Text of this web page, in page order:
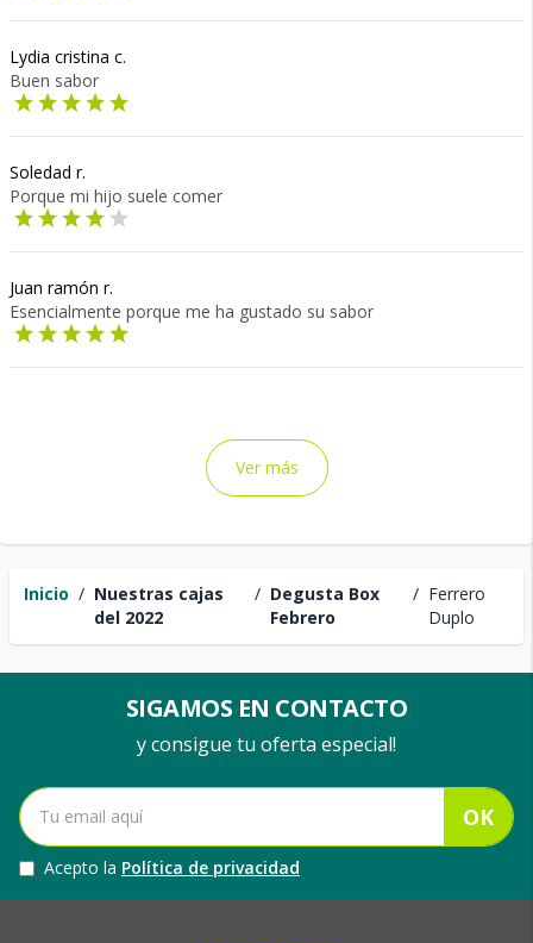
Inicio / Nuestras cajas
del 2022
/ Degusta Box
Febrero
/ Ferrero
Duplo
Lydia cristina c.
Buen sabor
Soledad r.
Porque mi hijo suele comer
Juan ramón r.
Esencialmente porque me ha gustado su sabor
Ver más
SIGAMOS EN CONTACTO
y consigue tu oferta especial!
OK
Acepto la Política de privacidad